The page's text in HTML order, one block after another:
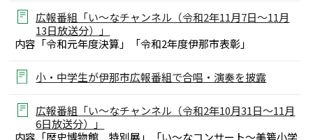
広報番組「い～なチャンネル（令和2年11月7日～11月
13日放送分）」
内容「令和元年度決算」「令和2年度伊那市表彰」
小・中学生が伊那市広報番組で合唱・演奏を披露
広報番組「い～なチャンネル（令和2年10月31日～11月
6日放送分）」
内容「歴史博物館 特別展」「い～なコンサート～美篶小学